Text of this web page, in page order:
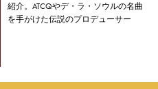
紹介。ATCQやデ・ラ・ソウルの名曲
を手がけた伝説のプロデューサー